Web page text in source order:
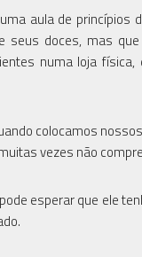
aula de
seus doces, mas
numa loja
colocamos
vezes não
esperar que ele